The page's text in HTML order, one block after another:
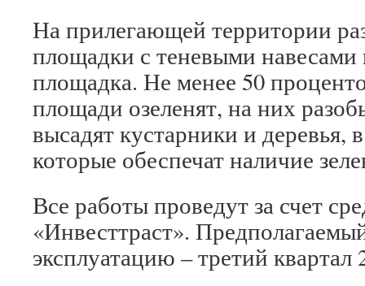
На прилегающей территории
площадки с теневыми навесами
площадка. Не менее 50
площади озеленят, на них
высадят кустарники и деревья,
которые обеспечат наличие
Все работы проведут за счет
«Инвесттраст».
эксплуатацию – третий квартал